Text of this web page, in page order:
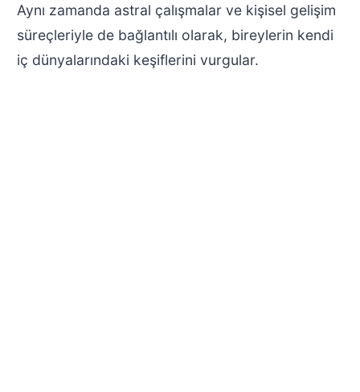
Aynı zamanda astral çalışmalar ve kişisel gelişim
süreçleriyle de bağlantılı olarak, bireylerin kendi
iç dünyalarındaki keşiflerini vurgular.